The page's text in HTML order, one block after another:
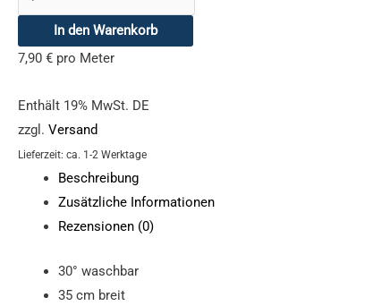
In den Warenkorb
7,90 € pro Meter
Enthält 19% MwSt. DE
zzgl. Versand
Lieferzeit: ca. 1-2 Werktage
Beschreibung
Zusätzliche Informationen
Rezensionen (0)
30° waschbar
35 cm breit